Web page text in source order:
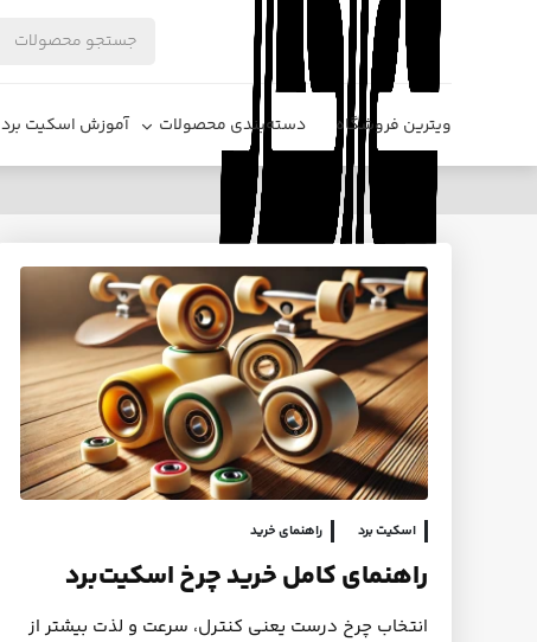
ویترین فروشگاه دسته‌بندی محصولات آموزش اسکیت برد
تفاوت چرخ اسکیت street و park
اسکیت برد راهنمای خرید
راهنمای کامل خرید چرخ اسکیت‌برد
انتخاب چرخ درست یعنی کنترل، سرعت و لذت بیشتر از